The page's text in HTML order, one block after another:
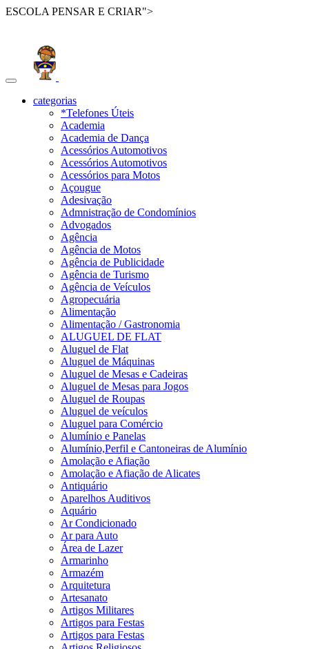
ESCOLA PENSAR E CRIAR">
Toggle
navigationcategorias
*Telefones Úteis
Academia
Academia de Dança
Acessórios Automotivos
Acessórios Automotivos
Acessórios para Motos
Açougue
Adesivação
Admnistração de Condomínios
Advogados
Agência
Agência de Motos
Agência de Publicidade
Agência de Turismo
Agência de Veículos
Agropecuária
Alimentação
Alimentação / Gastronomia
ALUGUEL DE FLAT
Aluguel de Flat
Aluguel de Máquinas
Aluguel de Mesas e Cadeiras
Aluguel de Mesas para Jogos
Aluguel de Roupas
Aluguel de veículos
Aluguel para Comércio
Alumínio e Panelas
Alumínio,Perfil e Cantoneiras de Alumínio
Amolação e Afiação
Amolação e Afiação de Alicates
Antiquário
Aparelhos Auditivos
Aquário
Ar Condicionado
Ar para Auto
Área de Lazer
Armarinho
Armazém
Arquitetura
Artesanato
Artigos Militares
Artigos para Festas
Artigos para Festas